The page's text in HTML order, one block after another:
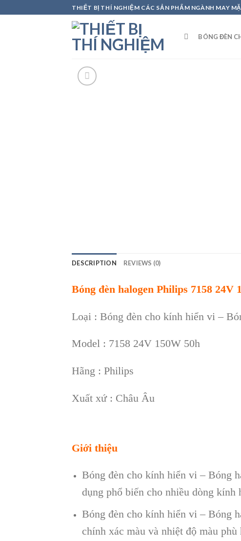
to
THIẾT BỊ THÍ NGHIỆM CÁC SẢN PHẨM NGÀNH MAY
BÓNG ĐÈN
DESCRIPTION REVIEWS (0)
Bóng đèn halogen Philips 7158 24V
Loại : Bóng đèn cho kính hiển vi –
Model : 7158 24V 150W 50h
Hãng : Philips
Xuất xứ : Châu Âu
Giới thiệu
Bóng đèn cho kính hiển vi – Bóng
dụng phổ biến cho nhiều dòng
Bóng đèn cho kính hiển vi – Bóng
chính xác màu và nhiệt độ màu